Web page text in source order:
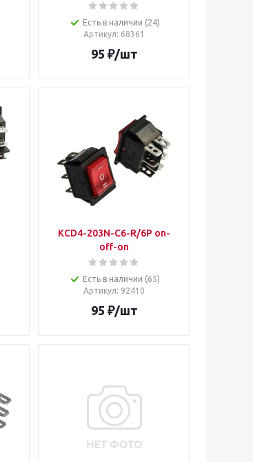
Есть в наличии (24)
Артикул: 68361
95 ₽/шт
KCD4-203N-С6-R/6P on-
off-on
Есть в наличии (65)
Артикул: 92410
95 ₽/шт